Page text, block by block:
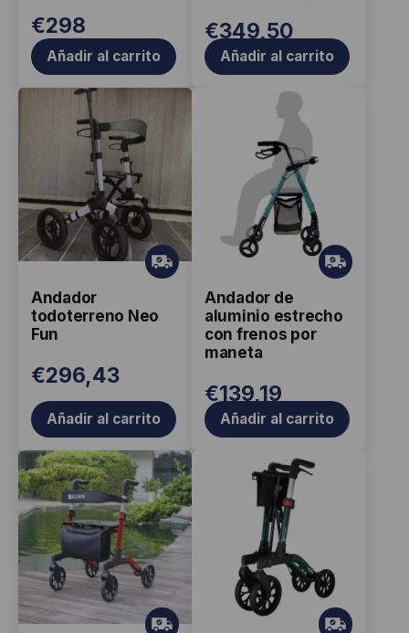
€298
Añadir al carrito
€349,50
Añadir al carrito
Andador
todoterreno Neo
Fun
Gr
ati
€296,43
Añadir al carrito
Andador de
aluminio estrecho
con frenos por
maneta
Gr
ati
€139,19
Añadir al carrito
Gr
Gr
múltiples
variantes.
opciones